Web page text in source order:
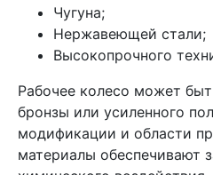
Чугуна;
Нержавеющей стали;
Высокопрочного
Рабочее колесо может
бронзы или усиленного
модификации и области
материалы обеспечивают